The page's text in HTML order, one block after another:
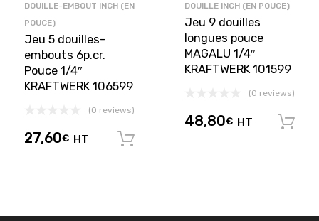
DOUILLE-EMBOUT INCH (EN
POUCE)
Jeu 5 douilles-
embouts 6p.cr.
Pouce 1/4″
KRAFTWERK 106599
(0 reviews)
27,60€ HT
DOUILLE INCH (EN POUCE)
Jeu 9 douilles
longues pouce
MAGALU 1/4″
KRAFTWERK 101599
(0 reviews)
48,80€ HT